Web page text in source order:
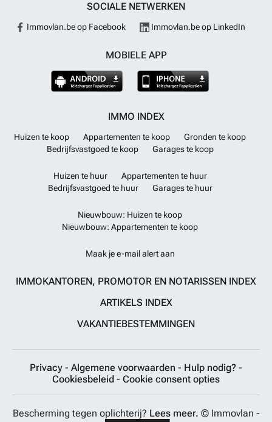
SOCIALE NETWERKEN
Immovlan.be op Facebook Immovlan.be op LinkedIn
MOBIELE APP
IMMO INDEX
Huizen te koop Appartementen te koop
Gronden te koop
Bedrijfsvastgoed te koop
Garages te koop
Huizen te huur
Appartementen te huur
Bedrijfsvastgoed te huur
Garages te huur
Nieuwbouw: Huizen te koop
Nieuwbouw: Appartementen te koop
Maak je e-mail alert aan
IMMOKANTOREN, PROMOTOR EN NOTARISSEN INDEX
ARTIKELS INDEX
VAKANTIEBESTEMMINGEN
Privacy - Algemene voorwaarden - Hulp nodig? -
Cookiesbeleid - Cookie consent opties
Bescherming tegen oplichterij? Lees meer. © Immovlan -